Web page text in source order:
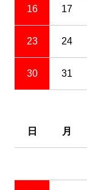
16 17
23 24
30 31
日 月